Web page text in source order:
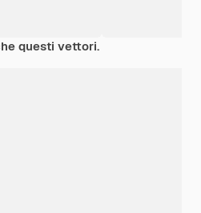
questi vettori.